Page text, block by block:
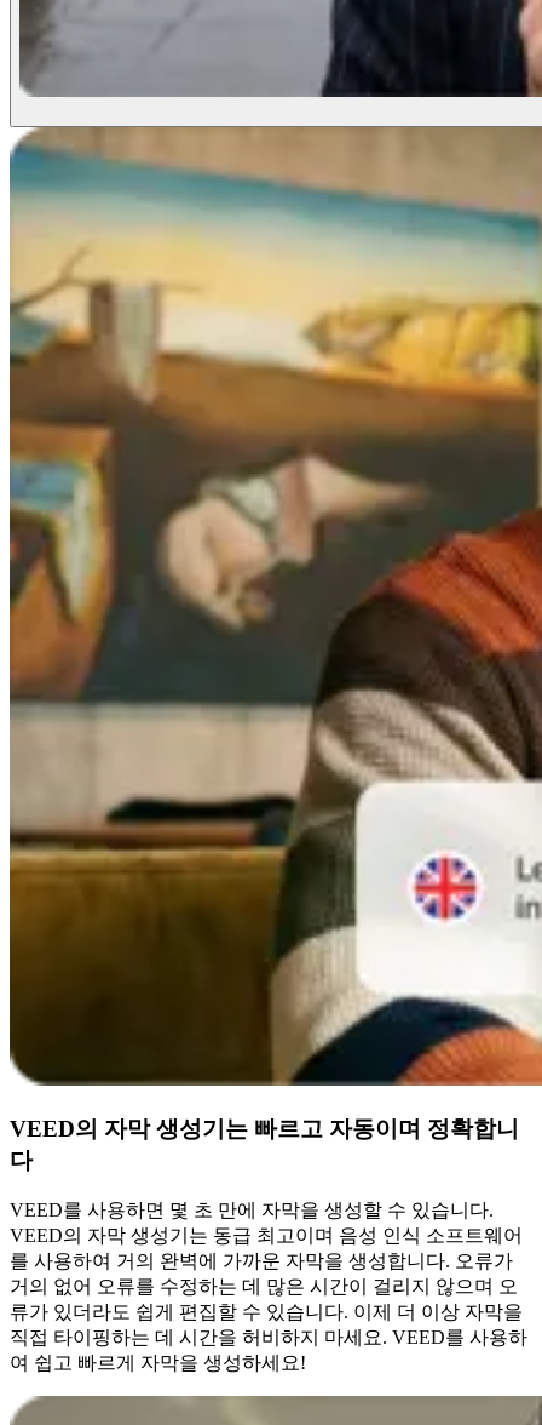
VEED의 자막 생성기는 빠르고 자동이며 정확합니
다
VEED를 사용하면 몇 초 만에 자막을 생성할 수 있습니다.
VEED의 자막 생성기는 동급 최고이며 음성 인식 소프트웨어
를 사용하여 거의 완벽에 가까운 자막을 생성합니다. 오류가
거의 없어 오류를 수정하는 데 많은 시간이 걸리지 않으며 오
류가 있더라도 쉽게 편집할 수 있습니다. 이제 더 이상 자막을
직접 타이핑하는 데 시간을 허비하지 마세요. VEED를 사용하
여 쉽고 빠르게 자막을 생성하세요!